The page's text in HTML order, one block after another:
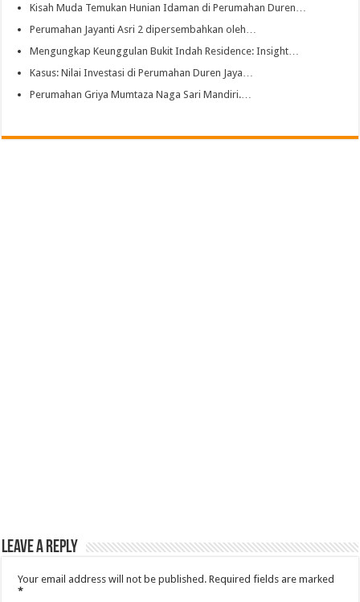
Kisah Muda Temukan Hunian Idaman di Perumahan Duren…
Perumahan Jayanti Asri 2 dipersembahkan oleh…
Mengungkap Keunggulan Bukit Indah Residence: Insight…
Kasus: Nilai Investasi di Perumahan Duren Jaya…
Perumahan Griya Mumtaza Naga Sari Mandiri.…
Leave a Reply
Your email address will not be published. Required fields are marked
*